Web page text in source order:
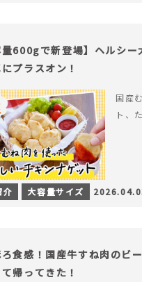
量600gで新登場】ヘルシ
プラスオン！
国産
ト、
介 大容量サイズ
食感！国産牛すね肉のビ
帰ってきた！